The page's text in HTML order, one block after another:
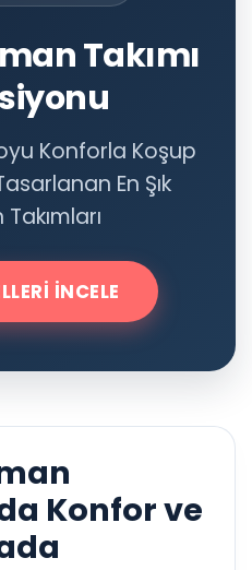
Takımı
Konforla Koşup
En Şık
İNCELE
Konfor ve